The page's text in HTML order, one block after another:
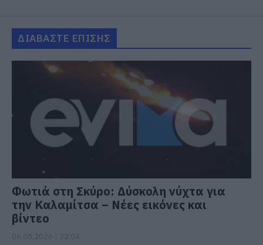
ΔΙΑΒΑΣΤΕ ΕΠΙΣΗΣ
Φωτιά στη Σκύρο: Δύσκολη νύχτα για
την Καλαμίτσα – Νέες εικόνες και
βίντεο